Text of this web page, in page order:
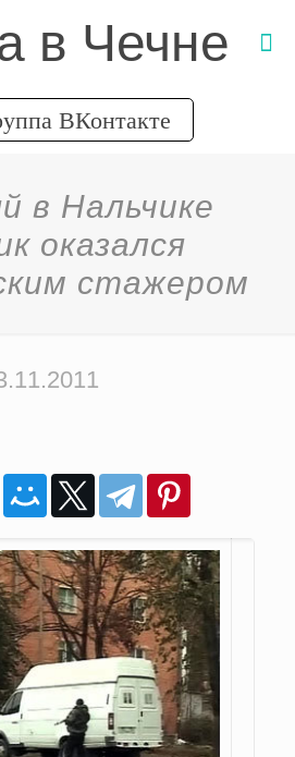
в Чечне
ВКонтакте
в Нальчике
оказался
стажером